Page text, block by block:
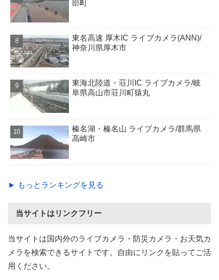
部町
東名高速 厚木IC ライブカメラ(ANN)/
神奈川県厚木市
東海北陸道・荘川IC ライブカメラ/岐
阜県高山市荘川町猿丸
榛名湖・榛名山 ライブカメラ/群馬県
高崎市
► もっとランキングを見る
当サイトはリンクフリー
当サイトは国内外のライブカメラ・防災カメラ・お天気カ
メラを検索できるサイトです。自由にリンクを貼ってご活
用ください。